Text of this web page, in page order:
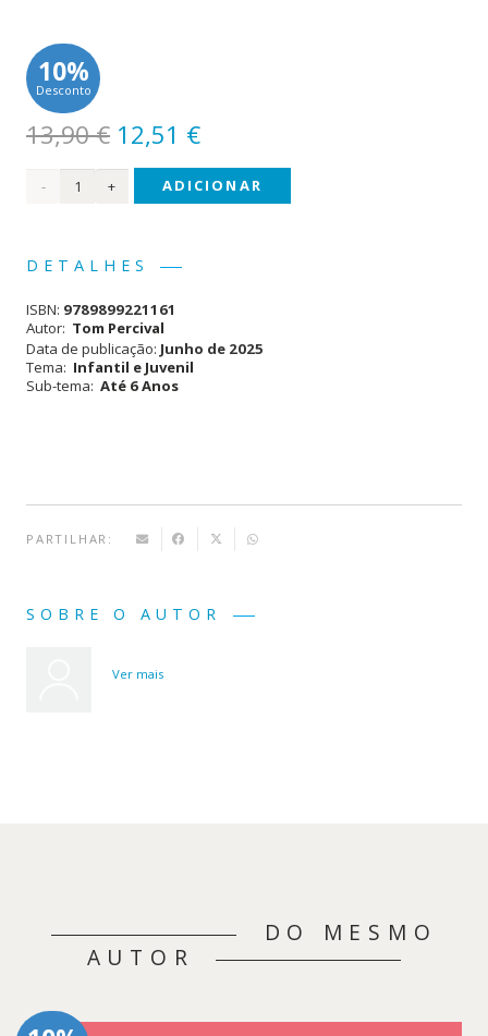
10%
Desconto
13,90€ O
preço
original
13,90 €.
12,51 €O
preço
atual
Quantidade
há
em Ti
ADICIONAR
DETALHES
ISBN: 9789899221161
Autor: Tom Percival
Data de publicação: Junho de 2025
Tema: Infantil e Juvenil
Sub-tema: Até 6 Anos
PARTILHAR:
SOBRE O AUTOR
Ver mais
DO MESMO
AUTOR